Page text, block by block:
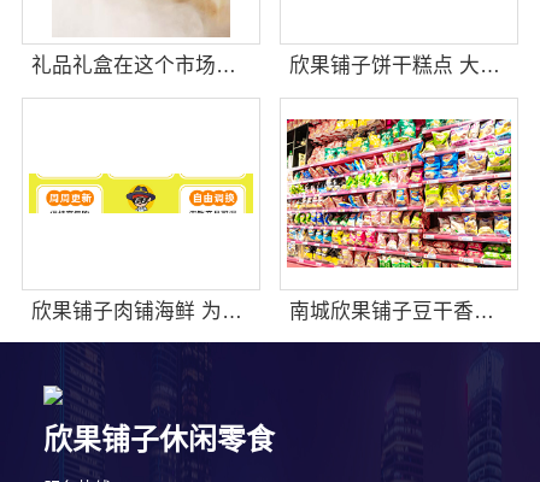
礼品礼盒在这个市场中销量怎么样 欣果铺子饼干糕点 大牌品质后顾无忧
欣果铺子肉铺海鲜 为顾客提供一系列解决方案 南城欣果铺子豆干香卤全国包邮货到付款
欣果铺子休闲零食